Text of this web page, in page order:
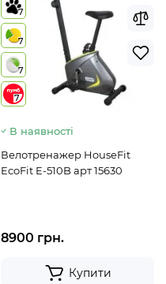
7
7
7
7
В наявності
Велотренажер HouseFit
EcoFit E-510B арт 15630
8900 грн.
Купити